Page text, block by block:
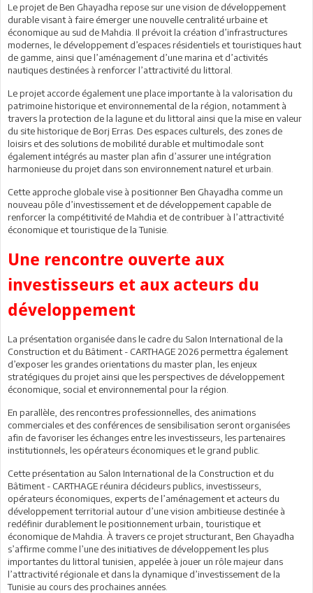
Le projet de Ben Ghayadha repose sur une vision de développement
durable visant à faire émerger une nouvelle centralité urbaine et
économique au sud de Mahdia. Il prévoit la création d’infrastructures
modernes, le développement d’espaces résidentiels et touristiques haut
de gamme, ainsi que l’aménagement d’une marina et d’activités
nautiques destinées à renforcer l’attractivité du littoral.
Le projet accorde également une place importante à la valorisation du
patrimoine historique et environnemental de la région, notamment à
travers la protection de la lagune et du littoral ainsi que la mise en valeur
du site historique de Borj Erras. Des espaces culturels, des zones de
loisirs et des solutions de mobilité durable et multimodale sont
également intégrés au master plan afin d’assurer une intégration
harmonieuse du projet dans son environnement naturel et urbain.
Cette approche globale vise à positionner Ben Ghayadha comme un
nouveau pôle d’investissement et de développement capable de
renforcer la compétitivité de Mahdia et de contribuer à l’attractivité
économique et touristique de la Tunisie.
Une rencontre ouverte aux
investisseurs et aux acteurs du
développement
La présentation organisée dans le cadre du Salon International de la
Construction et du Bâtiment - CARTHAGE 2026 permettra également
d’exposer les grandes orientations du master plan, les enjeux
stratégiques du projet ainsi que les perspectives de développement
économique, social et environnemental pour la région.
En parallèle, des rencontres professionnelles, des animations
commerciales et des conférences de sensibilisation seront organisées
afin de favoriser les échanges entre les investisseurs, les partenaires
institutionnels, les opérateurs économiques et le grand public.
Cette présentation au Salon International de la Construction et du
Bâtiment - CARTHAGE réunira décideurs publics, investisseurs,
opérateurs économiques, experts de l’aménagement et acteurs du
développement territorial autour d’une vision ambitieuse destinée à
redéfinir durablement le positionnement urbain, touristique et
économique de Mahdia. À travers ce projet structurant, Ben Ghayadha
s’affirme comme l’une des initiatives de développement les plus
importantes du littoral tunisien, appelée à jouer un rôle majeur dans
l’attractivité régionale et dans la dynamique d’investissement de la
Tunisie au cours des prochaines années.